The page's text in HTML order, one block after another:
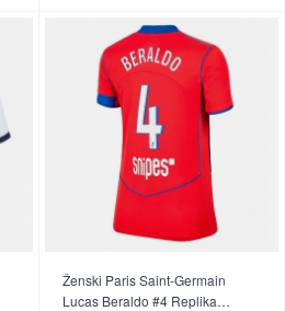
Ženski Paris Saint-Germain
Lucas Beraldo #4 Replika